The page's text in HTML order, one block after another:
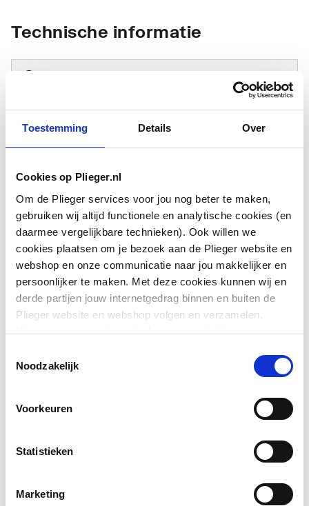
Toestemming Details Over
Cookies op Plieger.nl
Om de Plieger services voor jou nog beter te maken,
gebruiken wij altijd functionele en analytische cookies (en
daarmee vergelijkbare technieken). Ook willen we
cookies plaatsen om je bezoek aan de Plieger website en
webshop en onze communicatie naar jou makkelijker en
persoonlijker te maken. Met deze cookies kunnen wij en
derde partijen jouw internetgedrag binnen en buiten de
Plieger website en webshop volgen en verzamelen.
Hiermee passen wij en derden onze website, app,
We slaan je cookievoorkeur op in je browser.
Noodzakelijk
Voorkeuren
Statistieken
Marketing
Technische informatie
Vorm Bekersifon
Materiaal
Oppervlaktebeschermin
g
Verchroomd
Kleur Chroom
Soort geurslot Water/vloeistof
Afvoerplugmaat 1.1/2" (40)
Uitwendige
Richting uitlaat
Met muurbuis
Toon meer
Downloads
Bouwtekening
EPD certificaat